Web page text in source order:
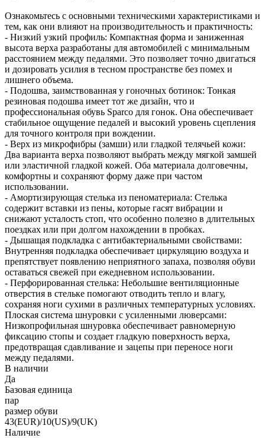
Ознакомьтесь с основными техническими характеристиками и
тем, как они влияют на производительность и практичность:
- Низкий узкий профиль: Компактная форма и заниженная
высота верха разработаны для автомобилей с минимальным
расстоянием между педалями. Это позволяет точно двигаться
и дозировать усилия в тесном пространстве без помех и
лишнего объема.
- Подошва, заимствованная у гоночных ботинок: Тонкая
резиновая подошва имеет тот же дизайн, что и
профессиональная обувь Sparco для гонок. Она обеспечивает
стабильное ощущение педалей и высокий уровень сцепления
для точного контроля при вождении.
- Верх из микрофибры (замши) или гладкой телячьей кожи:
Два варианта верха позволяют выбрать между мягкой замшей
или эластичной гладкой кожей. Оба материала долговечны,
комфортны и сохраняют форму даже при частом
использовании.
- Амортизирующая стелька из пеноматериала: Стелька
содержит вставки из пены, которые гасят вибрации и
снижают усталость стоп, что особенно полезно в длительных
поездках или при долгом нахождении в пробках.
- Дышащая подкладка с антибактериальными свойствами:
Внутренняя подкладка обеспечивает циркуляцию воздуха и
препятствует появлению неприятного запаха, позволяя обуви
оставаться свежей при ежедневном использовании.
- Перфорированная стелька: Небольшие вентиляционные
отверстия в стельке помогают отводить тепло и влагу,
сохраняя ноги сухими в различных температурных условиях.
Плоская система шнуровки с усиленными люверсами:
Низкопрофильная шнуровка обеспечивает равномерную
фиксацию стопы и создает гладкую поверхность верха,
предотвращая сдавливание и зацепы при переносе ноги
между педалями.
В наличии
Да
Базовая единица
пар
размер обуви
43(EUR)/10(US)/9(UK)
Наличие